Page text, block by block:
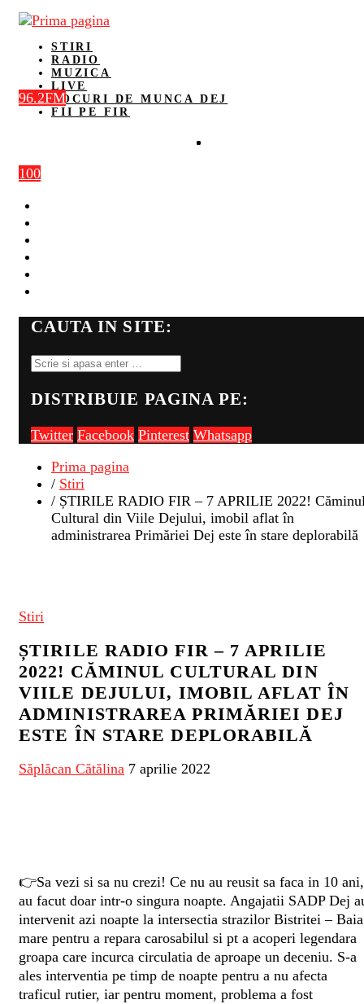
STIRI
RADIO
MUZICA
LIVE
LOCURI DE MUNCA DEJ
FII PE FIR
100
96.2FM
CAUTA IN SITE:
DISTRIBUIE PAGINA PE:
Twitter Facebook Pinterest Whatsapp
Prima pagina
/ Stiri
/ ȘTIRILE RADIO FIR – 7 APRILIE 2022!
Cultural din Viile Dejului, imobil aflat în
administrarea Primăriei Dej este în stare deplorabilă
Stiri
ȘTIRILE RADIO FIR – 7 APRILIE
2022! CĂMINUL CULTURAL DIN
VIILE DEJULUI, IMOBIL AFLAT ÎN
ADMINISTRAREA PRIMĂRIEI DEJ
ESTE ÎN STARE DEPLORABILĂ
Săplăcan Cătălina 7 aprilie 2022
👉Sa vezi si sa nu crezi! Ce nu au reusit sa faca in 10 ani,
au facut doar intr-o singura noapte. Angajatii SADP Dej
intervenit azi noapte la intersectia strazilor Bistritei – Baia
mare pentru a repara carosabilul si pt a acoperi legendara
groapa care incurca circulatia de aproape un deceniu. S-a
ales interventia pe timp de noapte pentru a nu afecta
traficul rutier, iar pentru moment, problema a fost